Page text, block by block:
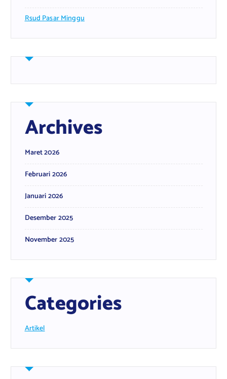
Rsud Pasar Minggu
Archives
Maret 2026
Februari 2026
Januari 2026
Desember 2025
November 2025
Categories
Artikel